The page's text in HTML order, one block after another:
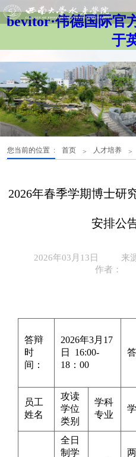
bevitor·伟德国际官
于
您当前的位置 : 首页 > 人才培养 >
2026年春季学期博士研
安排公
2026年03月13日 来
作者：
答辩
时
间：
2026年3月17
日 16:00-
18：00
员工
姓名
攻读
学位
类别
学科
专业
全日
制学